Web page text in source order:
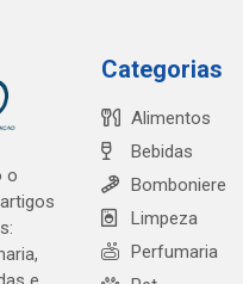
o
Categorias
Alimentos
Bebidas
Bomboniere
Limpeza
Perfumaria